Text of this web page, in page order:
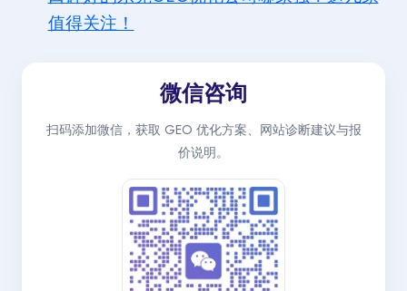
值得关注！
微信咨询
扫码添加微信，获取 GEO 优化方案、网站诊断建议与报
价说明。